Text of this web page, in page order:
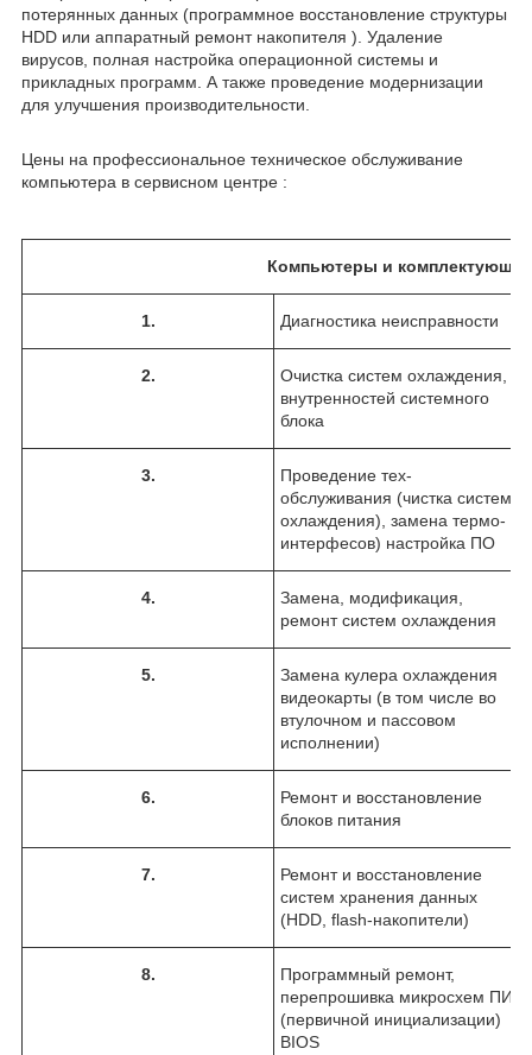
потерянных данных (программное восстановление структуры
HDD или аппаратный ремонт накопителя ). Удаление
вирусов, полная настройка операционной системы и
прикладных программ. А также проведение модернизации
для улучшения производительности.
Цены на профессиональное техническое обслуживание
компьютера в сервисном центре :
Компьютеры и комплектующие
1. Диагностика неисправности
2.
Очистка систем охлаждения,
внутренностей системного
блока
3.
Проведение тех-
обслуживания (чистка систем
охлаждения), замена термо-
интерфесов) настройка ПО
4.
Замена, модификация,
ремонт систем охлаждения
5.
Замена кулера охлаждения
видеокарты (в том числе во
втулочном и пассовом
исполнении)
6.
Ремонт и восстановление
блоков питания
7.
Ремонт и восстановление
систем хранения данных
(НDD, flash-накопители)
8.
Программный ремонт,
перепрошивка микросхем ПИ
(первичной инициализации)
BIOS